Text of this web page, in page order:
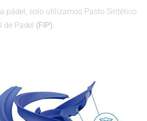
pádel, solo utilizamos Pasto Sintético
de Padel (FIP).